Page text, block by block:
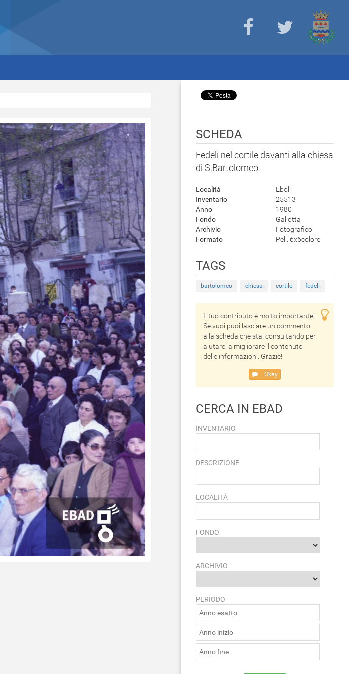
SCHEDA
Fedeli nel cortile davanti alla chiesa
di S.Bartolomeo
Località
Eboli
Inventario
25513
Anno
1980
Fondo
Gallotta
Archivio
Fotografico
Formato
Pell. 6x6colore
TAGS
bartolomeo chiesa cortile fedeli
Il tuo contributo è molto importante!
Se vuoi puoi lasciare un commento
alla scheda che stai consultando per
aiutarci a migliorare il contenuto
delle informazioni. Grazie!
Okay
CERCA IN EBAD
INVENTARIO
DESCRIZIONE
LOCALITÀ
FONDO
ARCHIVIO
PERIODO